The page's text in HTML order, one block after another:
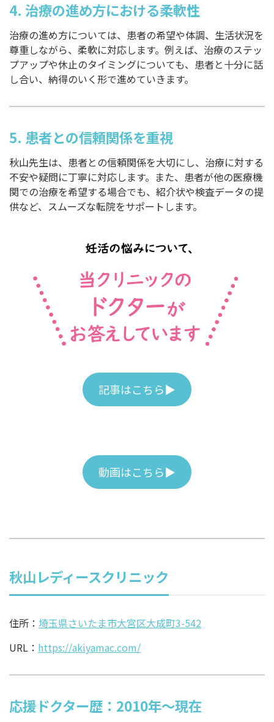
4. 治療の進め方における柔軟性
治療の進め方については、患者の希望や体調、生活状況を
尊重しながら、柔軟に対応します。例えば、治療のステッ
プアップや休止のタイミングについても、患者と十分に話
し合い、納得のいく形で進めていきます。
5. 患者との信頼関係を重視
秋山先生は、患者との信頼関係を大切にし、治療に対する
不安や疑問に丁寧に対応します。また、患者が他の医療機
関での治療を希望する場合でも、紹介状や検査データの提
供など、スムーズな転院をサポートします。
記事はこちら▶
動画はこちら▶
秋山レディースクリニック
住所： 埼玉県さいたま市大宮区大成町3-542
URL： https://akiyamac.com/
応援ドクター歴：2010年～現在